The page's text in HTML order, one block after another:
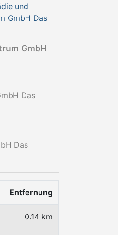
und
GmbH Das
GmbH
Das
Das
Entfernung
0.14 km